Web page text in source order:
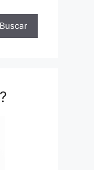
Buscar